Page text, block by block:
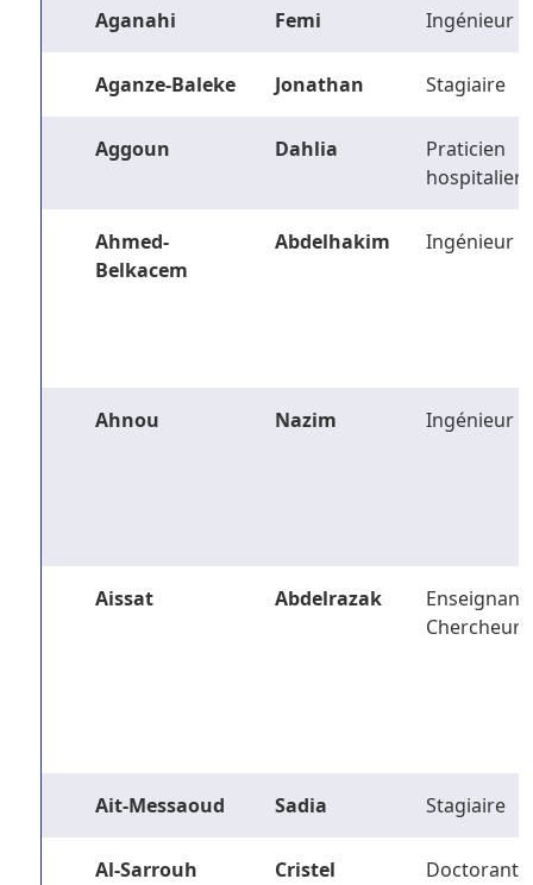
Aganahi Femi Ingénieur
Aganze-Baleke Jonathan Stagiaire
Aggoun Dahlia
Praticien
hospitalier
Ahmed-
Belkacem
Abdelhakim Ingénieur
Ahnou Nazim Ingénieur
Aissat Abdelrazak
Enseignant-
Chercheur
Ait-Messaoud Sadia Stagiaire
Al-Sarrouh Cristel Doctorant